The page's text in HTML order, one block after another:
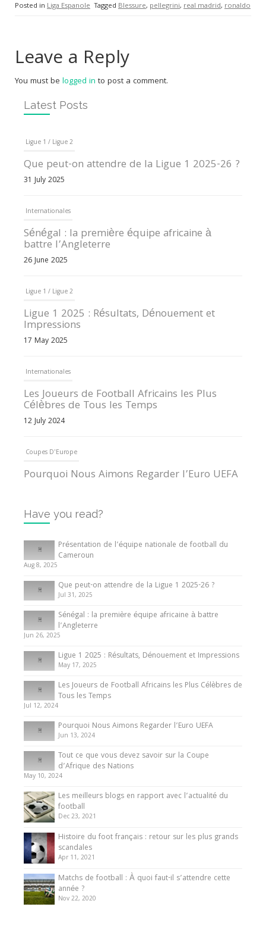
Posted in Liga Espanole Tagged Blessure, pellegrini, real madrid, ronaldo
Leave a Reply
You must be logged in to post a comment.
Latest Posts
Ligue 1 / Ligue 2
Que peut-on attendre de la Ligue 1 2025-26 ?
31 July 2025
Internationales
Sénégal : la première équipe africaine à
battre l’Angleterre
26 June 2025
Ligue 1 / Ligue 2
Ligue 1 2025 : Résultats, Dénouement et
Impressions
17 May 2025
Internationales
Les Joueurs de Football Africains les Plus
Célèbres de Tous les Temps
12 July 2024
Coupes D'Europe
Pourquoi Nous Aimons Regarder l’Euro UEFA
Internationales
Tout ce que vous devez savoir sur la Coupe
d’Afrique des Nations
10 May 2024
Internationales
Présentation de l’équipe nationale de football
du Cameroun
8 August 2025
Have you read?
Présentation de l’équipe nationale de football du
Cameroun
Aug 8, 2025
Que peut-on attendre de la Ligue 1 2025-26 ?
Jul 31, 2025
Sénégal : la première équipe africaine à battre
l’Angleterre
Jun 26, 2025
Ligue 1 2025 : Résultats, Dénouement et Impressions
May 17, 2025
Les Joueurs de Football Africains les Plus Célèbres de
Tous les Temps
Jul 12, 2024
Pourquoi Nous Aimons Regarder l’Euro UEFA
Jun 13, 2024
Tout ce que vous devez savoir sur la Coupe
d’Afrique des Nations
May 10, 2024
Les meilleurs blogs en rapport avec l’actualité du
football
Dec 23, 2021
Histoire du foot français : retour sur les plus grands
scandales
Apr 11, 2021
Matchs de football : À quoi faut-il s’attendre cette
année ?
Nov 22, 2020